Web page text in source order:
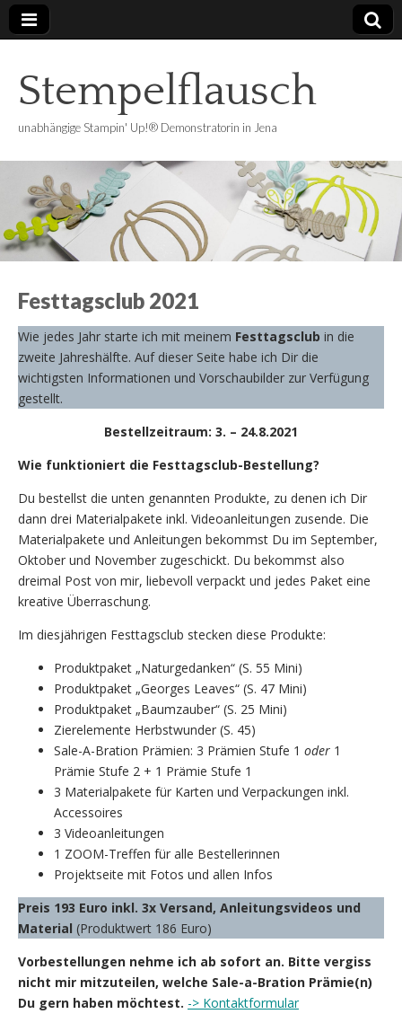
Stempelflausch
unabhängige Stampin' Up!® Demonstratorin in Jena
Festtagsclub 2021
Wie jedes Jahr starte ich mit meinem Festtagsclub in die
zweite Jahreshälfte. Auf dieser Seite habe ich Dir die
wichtigsten Informationen und Vorschaubilder zur Verfügung
gestellt.
Bestellzeitraum: 3. – 24.8.2021
Wie funktioniert die Festtagsclub-Bestellung?
Du bestellst die unten genannten Produkte, zu denen ich Dir
dann drei Materialpakete inkl. Videoanleitungen zusende. Die
Materialpakete und Anleitungen bekommst Du im September,
Oktober und November zugeschickt. Du bekommst also
dreimal Post von mir, liebevoll verpackt und jedes Paket eine
kreative Überraschung.
Im diesjährigen Festtagsclub stecken diese Produkte:
Produktpaket „Naturgedanken“ (S. 55 Mini)
Produktpaket „Georges Leaves“ (S. 47 Mini)
Produktpaket „Baumzauber“ (S. 25 Mini)
Zierelemente Herbstwunder (S. 45)
Sale-A-Bration Prämien: 3 Prämien Stufe 1 oder 1
Prämie Stufe 2 + 1 Prämie Stufe 1
3 Materialpakete für Karten und Verpackungen inkl.
Accessoires
3 Videoanleitungen
1 ZOOM-Treffen für alle Bestellerinnen
Projektseite mit Fotos und allen Infos
Preis 193 Euro inkl. 3x Versand, Anleitungsvideos und
Material (Produktwert 186 Euro)
Vorbestellungen nehme ich ab sofort an. Bitte vergiss
nicht mir mitzuteilen, welche Sale-a-Bration Prämie(n)
Du gern haben möchtest. -> Kontaktformular